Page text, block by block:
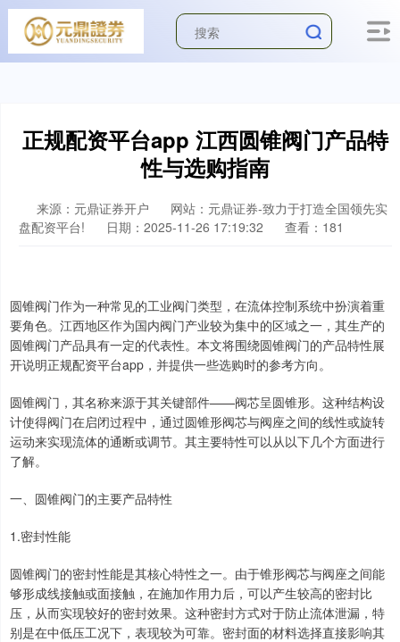
正规配资平台app 江西圆锥阀门产品特
性与选购指南
来源：元鼎证券开户
网站：元鼎证券-致力于打造全国领先实
盘配资平台!
日期：2025-11-26 17:19:32 查看：181
圆锥阀门作为一种常见的工业阀门类型，在流体控制系统中扮演着重
要角色。江西地区作为国内阀门产业较为集中的区域之一，其生产的
圆锥阀门产品具有一定的代表性。本文将围绕圆锥阀门的产品特性展
开说明正规配资平台app，并提供一些选购时的参考方向。
圆锥阀门，其名称来源于其关键部件——阀芯呈圆锥形。这种结构设
计使得阀门在启闭过程中，通过圆锥形阀芯与阀座之间的线性或旋转
运动来实现流体的通断或调节。其主要特性可以从以下几个方面进行
了解。
一、圆锥阀门的主要产品特性
1.密封性能
圆锥阀门的密封性能是其核心特性之一。由于锥形阀芯与阀座之间能
够形成线接触或面接触，在施加作用力后，可以产生较高的密封比
压，从而实现较好的密封效果。这种密封方式对于防止流体泄漏，特
别是在中低压工况下，表现较为可靠。密封面的材料选择直接影响其